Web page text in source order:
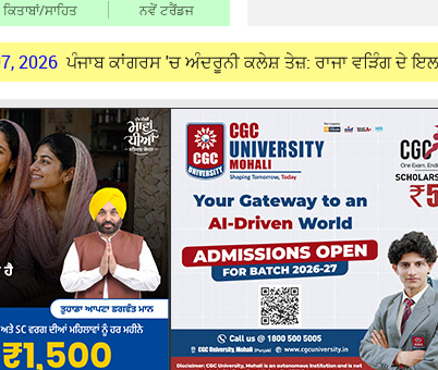
ਕਿਤਾਬਾਂ/ਸਾਹਿਤ ਨਵੇਂ ਟਰੈਂਡਜ
ਕਾਂਗਰਸ 'ਚ ਅੰਦਰੂਨੀ ਕਲੇਸ਼ ਤੇਜ਼: ਰਾਜਾ ਵੜਿੰਗ ਦੇ ਇਲਜ਼ਾਮਾਂ 'ਤੇ